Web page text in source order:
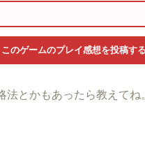
とかもあったら教えてね。